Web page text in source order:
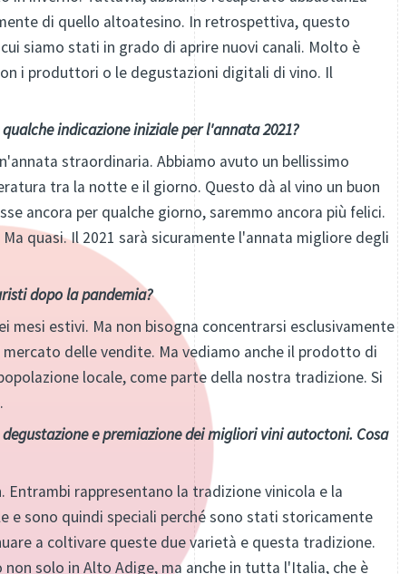
di quello altoatesino. In retrospettiva, questo
siamo stati in grado di aprire nuovi canali. Molto è
i produttori o le degustazioni digitali di vino. Il
indicazione iniziale per l'annata 2021?
straordinaria. Abbiamo avuto un bellissimo
tra la notte e il giorno. Questo dà al vino un buon
ancora per qualche giorno, saremmo ancora più felici.
quasi. Il 2021 sarà sicuramente l'annata migliore degli
dopo la pandemia?
estivi. Ma non bisogna concentrarsi esclusivamente
delle vendite. Ma vediamo anche il prodotto di
locale, come parte della nostra tradizione. Si
e premiazione dei migliori vini autoctoni. Cosa
rappresentano la tradizione vinicola e la
e sono quindi speciali perché sono stati storicamente
a coltivare queste due varietà e questa tradizione.
solo in Alto Adige, ma anche in tutta l'Italia, che è